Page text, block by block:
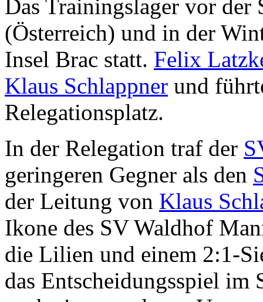
Das Trainingslager vor
(Österreich) und in der
Insel Brac statt. Felix
Klaus Schlappner und
Relegationsplatz.
In der Relegation traf der
geringeren Gegner als den
der Leitung von Klaus
Ikone des SV Waldhof
die Lilien und einem 2:1-
das Entscheidungsspiel im